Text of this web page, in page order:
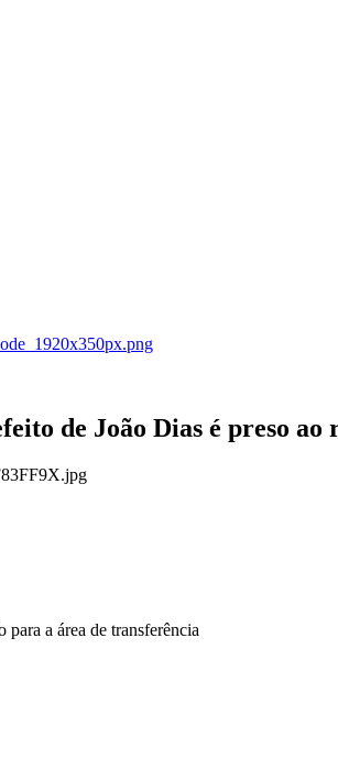
de João Dias é preso
a área de transferência